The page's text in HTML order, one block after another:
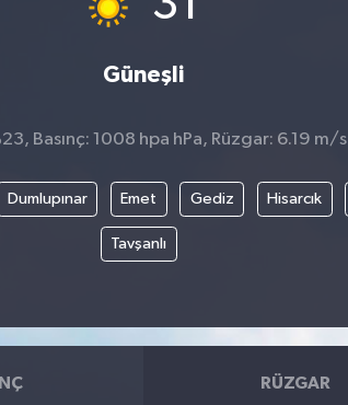
Güneşli
Basınç: 1008 hpa hPa, Rüzgar: 6.19 m/s
Dumlupınar Emet Gediz Hisarcık
Tavşanlı
RÜZGAR